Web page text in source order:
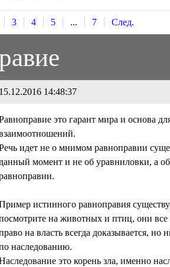
3 4 5 ... 7 След.
15.12.2016 14:48:37
это гарант мира и основа
идет не о мнимом равноправии
данный момент и не об уравниловки, а
истинного равноправия
на животных и птиц, они
на власть всегда доказывается, но
наследованию.
это корень зла, именно